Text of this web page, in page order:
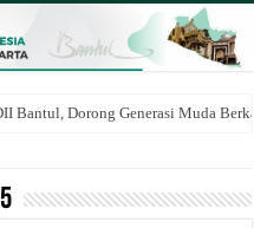
Bantul, Dorong Generasi Muda